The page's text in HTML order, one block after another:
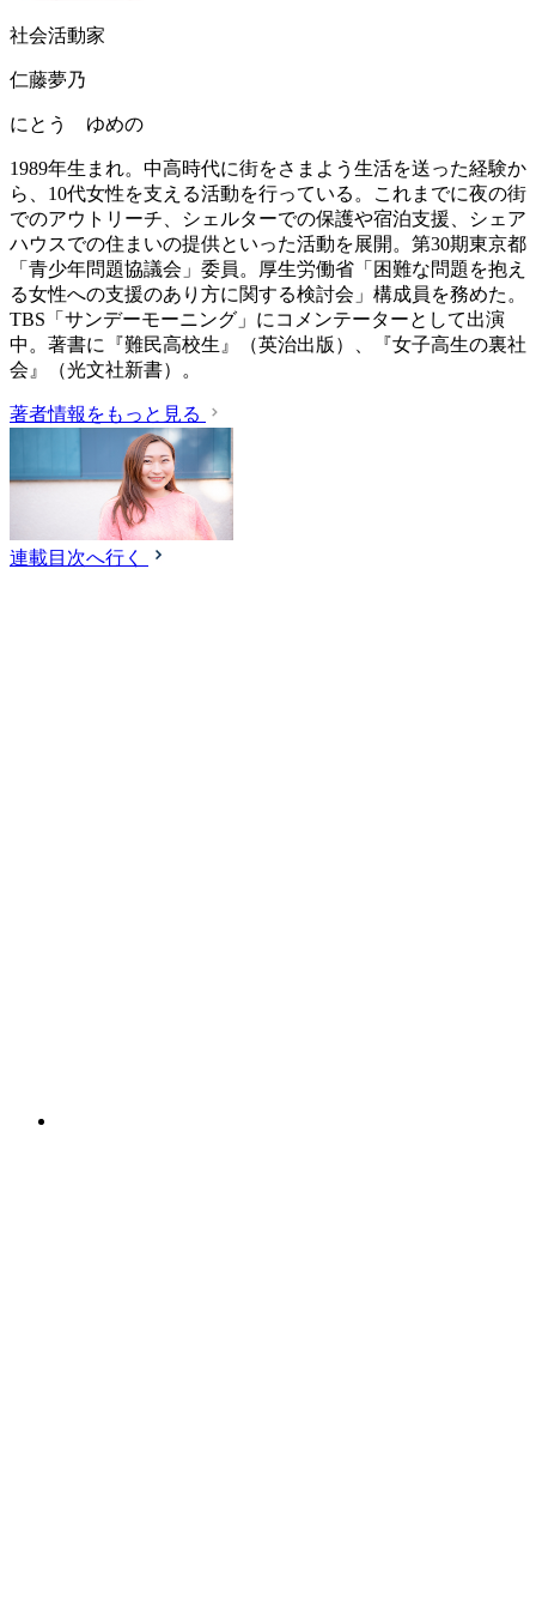
社会活動家
仁藤夢乃
にとう ゆめの
1989年生まれ。中高時代に街をさまよう生活を送った経験か
ら、10代女性を支える活動を行っている。これまでに夜の街
でのアウトリーチ、シェルターでの保護や宿泊支援、シェア
ハウスでの住まいの提供といった活動を展開。第30期東京都
「青少年問題協議会」委員。厚生労働省「困難な問題を抱え
る女性への支援のあり方に関する検討会」構成員を務めた。
TBS「サンデーモーニング」にコメンテーターとして出演
中。著書に『難民高校生』（英治出版）、『女子高生の裏社
会』（光文社新書）。
著者情報をもっと見る
連載目次へ行く